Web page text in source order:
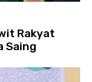
Rakyat
Saing